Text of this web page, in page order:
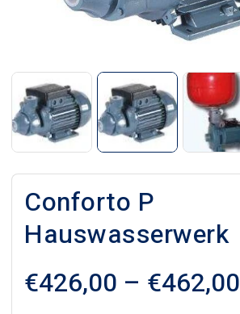
Conforto P
Hauswasserwerk
€426,00 – €462,00